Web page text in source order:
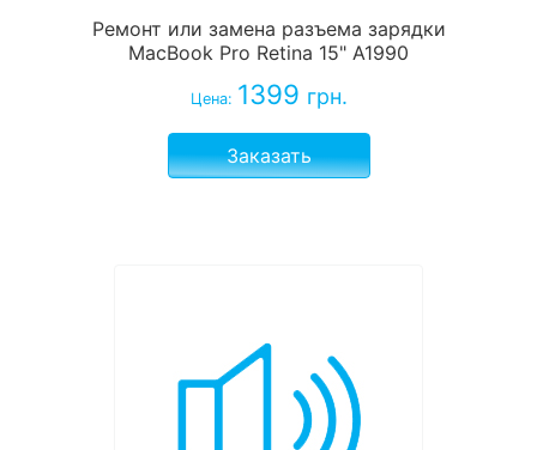
Ремонт или замена разъема зарядки
MacBook Pro Retina 15" A1990
Цена: 1399 грн.
Заказать